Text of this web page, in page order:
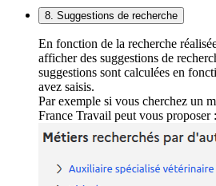
8. Suggestions de recherche
En fonction de la recherche
afficher des suggestions de
suggestions sont calculées en
avez saisis.
Par exemple si vous cherchez un
France Travail peut vous proposer :